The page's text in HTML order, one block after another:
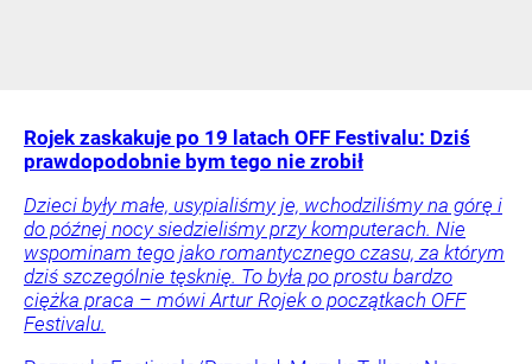
Rojek zaskakuje po 19 latach OFF Festivalu: Dziś
prawdopodobnie bym tego nie zrobił
Dzieci były małe, usypialiśmy je, wchodziliśmy na górę i
do późnej nocy siedzieliśmy przy komputerach. Nie
wspominam tego jako romantycznego czasu, za którym
dziś szczególnie tęsknię. To była po prostu bardzo
ciężka praca – mówi Artur Rojek o początkach OFF
Festivalu.